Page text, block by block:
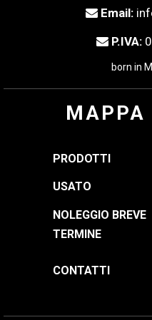
Email:
P.IVA:
born in
MAPPA
PRODOTTI
USATO
NOLEGGIO BREVE
TERMINE
CONTATTI